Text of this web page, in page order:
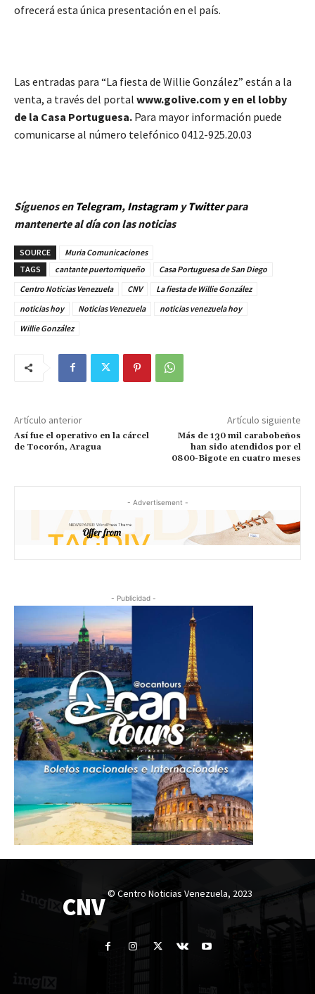
ofrecerá esta única presentación en el país.
Las entradas para “La fiesta de Willie González” están a la
venta, a través del portal www.golive.com y en el lobby
de la Casa Portuguesa. Para mayor información puede
comunicarse al número telefónico 0412-925.20.03
Síguenos en Telegram, InstagramyTwitterpara
mantenerte al día con las noticias
SOURCE
Muria Comunicaciones
TAGS
cantante puertorriqueño
Casa Portuguesa de San Diego
Centro Noticias Venezuela
CNV
La fiesta de Willie González
noticias hoy
Noticias Venezuela
noticias venezuela hoy
Willie González
Artículo anterior
Así fue el operativo en la cárcel
de Tocorón, Aragua
Artículo siguiente
Más de 130 mil carabobeños
han sido atendidos por el
0800-Bigote en cuatro meses
- Advertisement -
- Publicidad -
CNV © Centro Noticias Venezuela, 2023